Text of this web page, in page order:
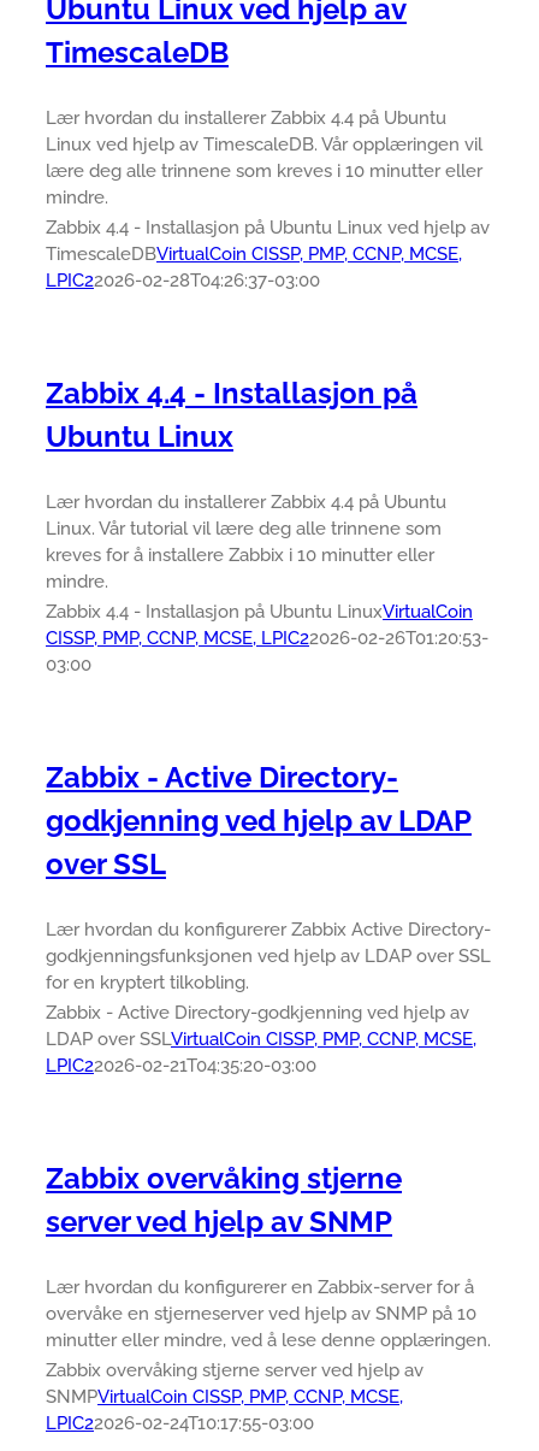
Ubuntu Linux ved hjelp av
TimescaleDB
Lær hvordan du installerer Zabbix 4.4 på Ubuntu
Linux ved hjelp av TimescaleDB. Vår opplæringen vil
lære deg alle trinnene som kreves i 10 minutter eller
mindre.
Zabbix 4.4 - Installasjon på Ubuntu Linux ved hjelp av
TimescaleDBVirtualCoin CISSP, PMP, CCNP, MCSE,
LPIC22026-02-28T04:26:37-03:00
Zabbix 4.4 - Installasjon på
Ubuntu Linux
Lær hvordan du installerer Zabbix 4.4 på Ubuntu
Linux. Vår tutorial vil lære deg alle trinnene som
kreves for å installere Zabbix i 10 minutter eller
mindre.
Zabbix 4.4 - Installasjon på Ubuntu LinuxVirtualCoin
CISSP, PMP, CCNP, MCSE, LPIC22026-02-26T01:20:53-
03:00
Zabbix - Active Directory-
godkjenning ved hjelp av LDAP
over SSL
Lær hvordan du konfigurerer Zabbix Active Directory-
godkjenningsfunksjonen ved hjelp av LDAP over SSL
for en kryptert tilkobling.
Zabbix - Active Directory-godkjenning ved hjelp av
LDAP over SSLVirtualCoin CISSP, PMP, CCNP, MCSE,
LPIC22026-02-21T04:35:20-03:00
Zabbix overvåking stjerne
server ved hjelp av SNMP
Lær hvordan du konfigurerer en Zabbix-server for å
overvåke en stjerneserver ved hjelp av SNMP på 10
minutter eller mindre, ved å lese denne opplæringen.
Zabbix overvåking stjerne server ved hjelp av
SNMPVirtualCoin CISSP, PMP, CCNP, MCSE,
LPIC22026-02-24T10:17:55-03:00